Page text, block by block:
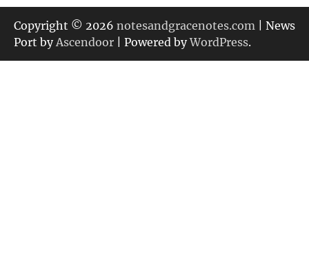
ゴ
リ
ー
Copyright © 2026 notesandgracenotes.com | News
Port byAscendoor | Powered byWordPress.